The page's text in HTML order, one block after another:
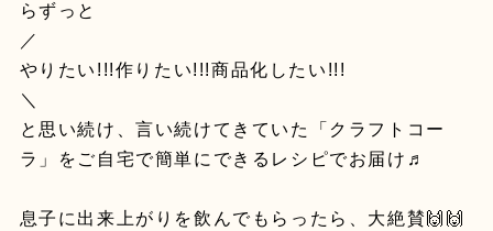
らずっと
／
やりたい!!!作りたい!!!商品化したい!!!
＼
と思い続け、言い続けてきていた「クラフトコー
ラ」をご自宅で簡単にできるレシピでお届け♬
息子に出来上がりを飲んでもらったら、大絶賛🙌🙌